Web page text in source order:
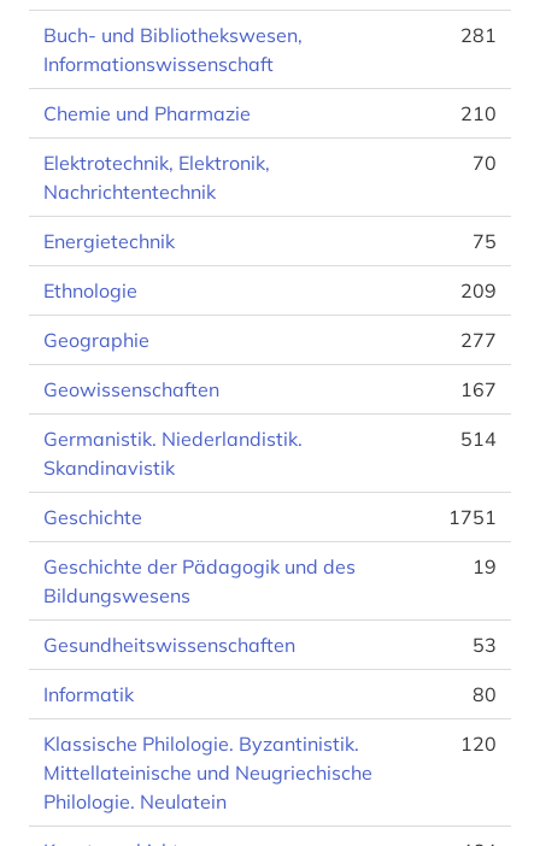
Buch- und Bibliothekswesen,
Informationswissenschaft
281
Chemie und Pharmazie 210
Elektrotechnik, Elektronik,
Nachrichtentechnik
70
Energietechnik 75
Ethnologie 209
Geographie 277
Geowissenschaften 167
Germanistik. Niederlandistik.
Skandinavistik
514
Geschichte 1751
Geschichte der Pädagogik und des
Bildungswesens
19
Gesundheitswissenschaften 53
Informatik 80
Klassische Philologie. Byzantinistik.
Mittellateinische und Neugriechische
Philologie. Neulatein
120